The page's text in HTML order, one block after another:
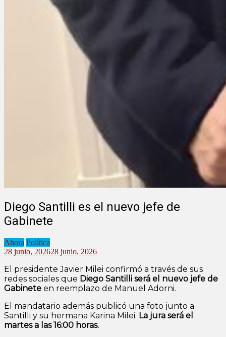
Diego Santilli es el nuevo jefe de
Gabinete
Ahora Política
28 junio, 202628 junio, 2026
El presidente Javier Milei confirmó a través de sus
redes sociales que Diego Santilli será el nuevo jefe de
Gabinete en reemplazo de Manuel Adorni.
El mandatario además publicó una foto junto a
Santilli y su hermana Karina Milei. La jura será el
martes a las 16:00 horas.